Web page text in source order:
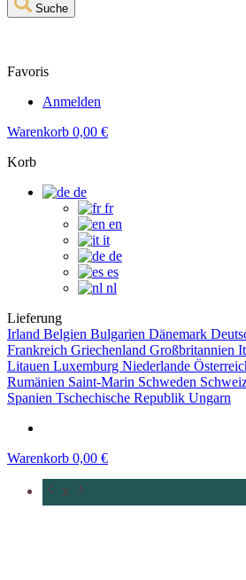
Suche
Favoris
Anmelden
Warenkorb 0,00 €
Korb
de
fr
en
it
de
es
nl
Lieferung
Irland Belgien Bulgarien Dänemark
Frankreich Griechenland Großbritannien
Litauen Luxemburg Niederlande
Rumänien Saint-Marin Schweden
Spanien Tschechische Republik Ungarn
Warenkorb 0,00 €
X